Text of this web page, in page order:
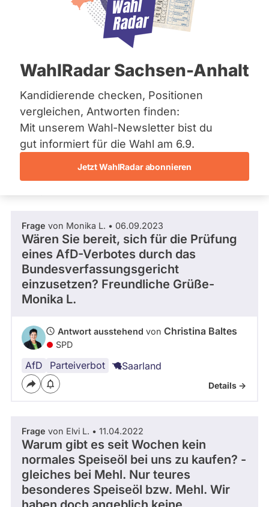
Bremen
Hamburg
Mecklenburg-Vorpommern
Nordrhein-Westfalen
Saarland
Sachsen
Sachsen-Anhalt
Schleswig-Holstein
Thüringen
Über uns
WahlRadar Sachsen-Anhalt
Kandidierende checken, Positionen
vergleichen, Antworten finden:
Mit unserem Wahl-Newsletter bist du
gut informiert für die Wahl am 6.9.
Jetzt WahlRadar abonnieren
a
s
f
a
k
o
o
m
G
n
d
e
e
i
SPD
Abgeordnete Saarland 2022 - 2027
4
0/ 2
Fragen beantwortet
Es
nur
Fragen
und
Antworten
welche
gestellt
wurden.
Solche
aus
vergangenen
Kandidaturen
und
berücksichtigt.
Abgeordnete Saarland
Frage stellen
Fragen und Antworten
Frage von Monika L. • 06.09.2023
Wären Sie bereit, sich für die Prüfung
eines AfD-Verbotes durch das
Bundesverfassungsgericht
einzusetzen? Freundliche Grüße-
Monika L.
Antwort ausstehend von Christina Baltes
SPD
AfD Parteiverbot Saarland
Details ->
Frage von Elvi L. • 11.04.2022
Warum gibt es seit Wochen kein
normales Speiseöl bei uns zu kaufen? -
gleiches bei Mehl. Nur teures
besonderes Speiseöl bzw. Mehl. Wir